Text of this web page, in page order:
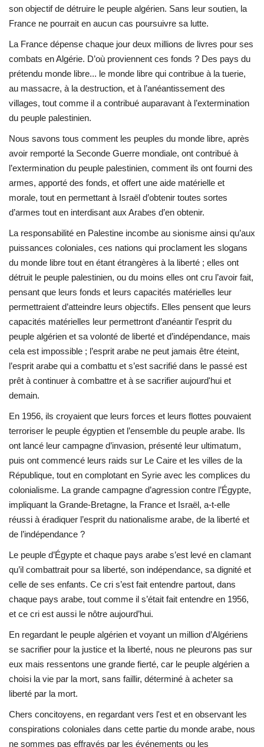
son objectif de détruire le peuple algérien. Sans leur soutien, la
France ne pourrait en aucun cas poursuivre sa lutte.
La France dépense chaque jour deux millions de livres pour ses
combats en Algérie. D’où proviennent ces fonds ? Des pays du
prétendu monde libre... le monde libre qui contribue à la tuerie,
au massacre, à la destruction, et à l’anéantissement des
villages, tout comme il a contribué auparavant à l’extermination
du peuple palestinien.
Nous savons tous comment les peuples du monde libre, après
avoir remporté la Seconde Guerre mondiale, ont contribué à
l’extermination du peuple palestinien, comment ils ont fourni des
armes, apporté des fonds, et offert une aide matérielle et
morale, tout en permettant à Israël d’obtenir toutes sortes
d’armes tout en interdisant aux Arabes d’en obtenir.
La responsabilité en Palestine incombe au sionisme ainsi qu’aux
puissances coloniales, ces nations qui proclament les slogans
du monde libre tout en étant étrangères à la liberté ; elles ont
détruit le peuple palestinien, ou du moins elles ont cru l’avoir fait,
pensant que leurs fonds et leurs capacités matérielles leur
permettraient d’atteindre leurs objectifs. Elles pensent que leurs
capacités matérielles leur permettront d’anéantir l’esprit du
peuple algérien et sa volonté de liberté et d’indépendance, mais
cela est impossible ; l’esprit arabe ne peut jamais être éteint,
l’esprit arabe qui a combattu et s’est sacrifié dans le passé est
prêt à continuer à combattre et à se sacrifier aujourd'hui et
demain.
En 1956, ils croyaient que leurs forces et leurs flottes pouvaient
terroriser le peuple égyptien et l’ensemble du peuple arabe. Ils
ont lancé leur campagne d’invasion, présenté leur ultimatum,
puis ont commencé leurs raids sur Le Caire et les villes de la
République, tout en complotant en Syrie avec les complices du
colonialisme. La grande campagne d’agression contre l’Égypte,
impliquant la Grande-Bretagne, la France et Israël, a-t-elle
réussi à éradiquer l’esprit du nationalisme arabe, de la liberté et
de l’indépendance ?
Le peuple d’Égypte et chaque pays arabe s’est levé en clamant
qu’il combattrait pour sa liberté, son indépendance, sa dignité et
celle de ses enfants. Ce cri s’est fait entendre partout, dans
chaque pays arabe, tout comme il s’était fait entendre en 1956,
et ce cri est aussi le nôtre aujourd’hui.
En regardant le peuple algérien et voyant un million d’Algériens
se sacrifier pour la justice et la liberté, nous ne pleurons pas sur
eux mais ressentons une grande fierté, car le peuple algérien a
choisi la vie par la mort, sans faillir, déterminé à acheter sa
liberté par la mort.
Chers concitoyens, en regardant vers l'est et en observant les
conspirations coloniales dans cette partie du monde arabe, nous
ne sommes pas effrayés par les événements ou les